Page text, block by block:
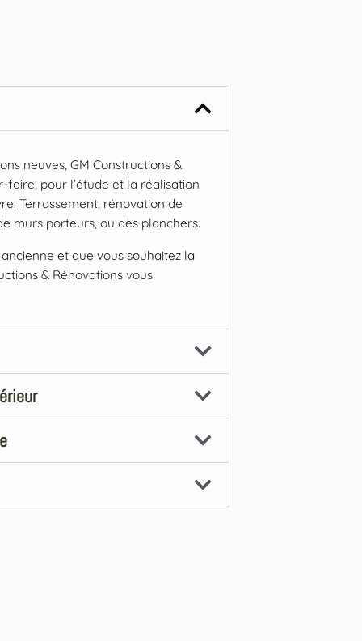
neuves, GM Constructions &
faire, pour l’étude et la réalisation
Terrassement, rénovation de
murs porteurs, ou des planchers.
et que vous souhaitez la
& Rénovations vous